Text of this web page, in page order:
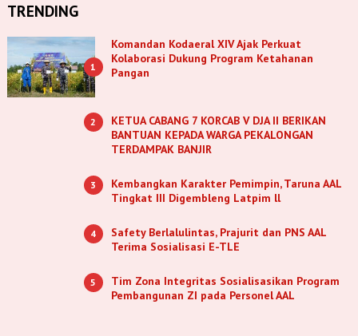
TRENDING
1
Komandan Kodaeral XIV Ajak Perkuat
Kolaborasi Dukung Program Ketahanan
Pangan
2
KETUA CABANG 7 KORCAB V DJA II BERIKAN
BANTUAN KEPADA WARGA PEKALONGAN
TERDAMPAK BANJIR
3
Kembangkan Karakter Pemimpin, Taruna AAL
Tingkat III Digembleng Latpim ll
4
Safety Berlalulintas, Prajurit dan PNS AAL
Terima Sosialisasi E-TLE
5
Tim Zona Integritas Sosialisasikan Program
Pembangunan ZI pada Personel AAL